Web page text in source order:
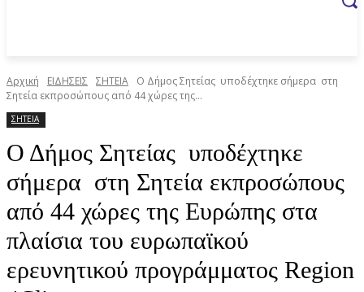
Αρχική ΕΙΔΗΣΕΙΣ ΣΗΤΕΙΑ
Ο Δήμος Σητείας υποδέχτηκε σήμερα στη
Σητεία εκπροσώπους από 44 χώρες της...
ΣΗΤΕΙΑ
Ο Δήμος Σητείας υποδέχτηκε
σήμερα στη Σητεία εκπροσώπους
από 44 χώρες της Ευρώπης στα
πλαίσια του ευρωπαϊκού
ερευνητικού προγράμματος Region